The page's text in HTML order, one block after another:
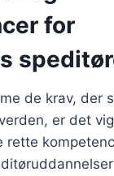
for
de krav, der
er det
rette